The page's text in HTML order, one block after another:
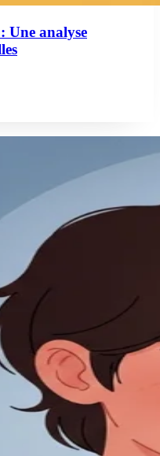
Une analyse